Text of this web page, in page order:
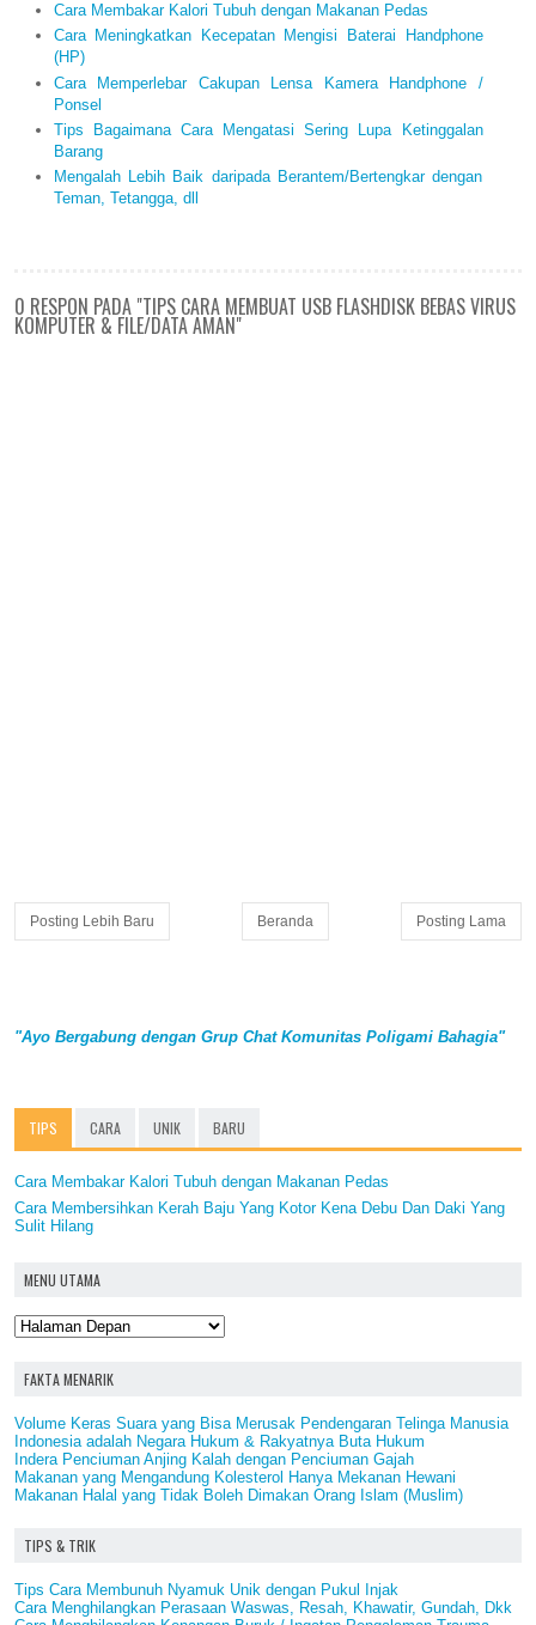
Cara Membakar Kalori Tubuh dengan Makanan Pedas
Cara Meningkatkan Kecepatan Mengisi Baterai Handphone
(HP)
Cara Memperlebar Cakupan Lensa Kamera Handphone /
Ponsel
Tips Bagaimana Cara Mengatasi Sering Lupa Ketinggalan
Barang
Mengalah Lebih Baik daripada Berantem/Bertengkar dengan
Teman, Tetangga, dll
0 RESPON PADA "TIPS CARA MEMBUAT USB FLASHDISK BEBAS VIRUS
KOMPUTER & FILE/DATA AMAN"
Posting Lebih Baru Posting Lama
Beranda
"Ayo Bergabung dengan Grup Chat Komunitas Poligami Bahagia"
TIPS CARA UNIK BARU
Cara Membakar Kalori Tubuh dengan Makanan Pedas
Cara Membersihkan Kerah Baju Yang Kotor Kena Debu Dan Daki Yang
Sulit Hilang
MENU UTAMA
FAKTA MENARIK
Volume Keras Suara yang Bisa Merusak Pendengaran Telinga Manusia
Indonesia adalah Negara Hukum & Rakyatnya Buta Hukum
Indera Penciuman Anjing Kalah dengan Penciuman Gajah
Makanan yang Mengandung Kolesterol Hanya Mekanan Hewani
Makanan Halal yang Tidak Boleh Dimakan Orang Islam (Muslim)
TIPS & TRIK
Tips Cara Membunuh Nyamuk Unik dengan Pukul Injak
Cara Menghilangkan Perasaan Waswas, Resah, Khawatir, Gundah, Dkk